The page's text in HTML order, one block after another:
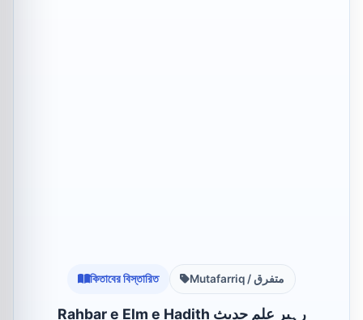
কিতাবের বিস্তারিত Mutafarriq / متفرق
Rahbar e Elm e Hadith رہبر علم حدیث